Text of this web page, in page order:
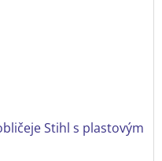
Stihl s plastovým